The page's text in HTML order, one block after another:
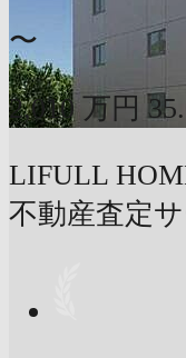
〜
2,010 万円
LIFULL
不動産査定